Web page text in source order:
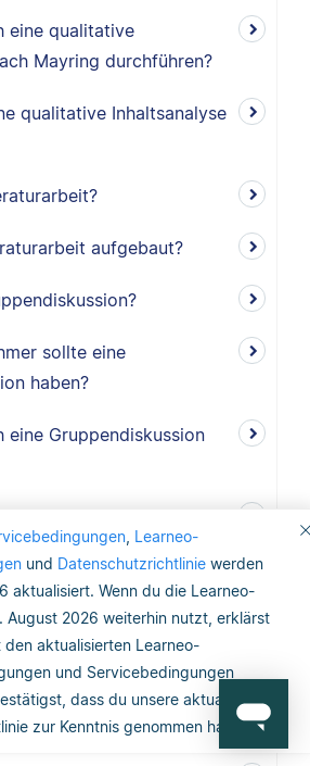
, Learneo-
und Datenschutzrichtlinie werden
aktualisiert. Wenn du die Learneo-
August 2026 weiterhin nutzt, erklärst
aktualisierten Learneo-
und Servicebedingungen
dass du unsere aktualisierte
zur Kenntnis genommen hast.
eine qualitative
Mayring durchführen?
qualitative Inhaltsanalyse
aufgebaut?
sollte eine
haben?
eine Gruppendiskussion
und induktiv?